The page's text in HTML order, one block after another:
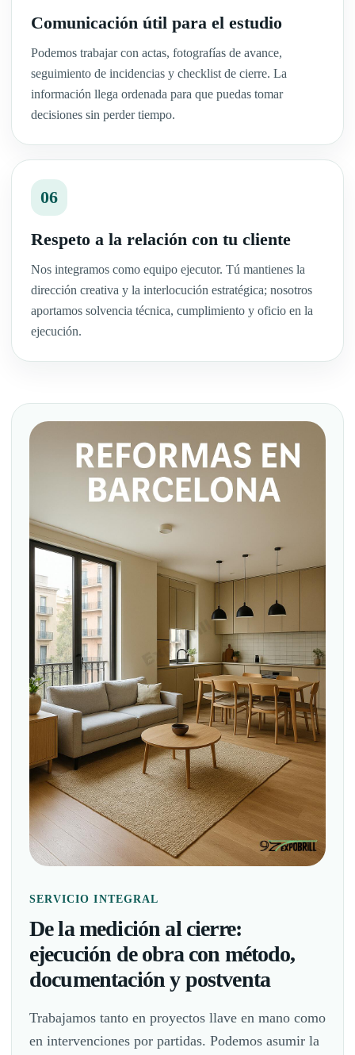
Comunicación útil para el estudio
Podemos trabajar con actas, fotografías de avance,
seguimiento de incidencias y checklist de cierre. La
información llega ordenada para que puedas tomar
decisiones sin perder tiempo.
06
Respeto a la relación con tu cliente
Nos integramos como equipo ejecutor. Tú mantienes la
dirección creativa y la interlocución estratégica; nosotros
aportamos solvencia técnica, cumplimiento y oficio en la
ejecución.
SERVICIO INTEGRAL
De la medición al cierre:
ejecución de obra con método,
documentación y postventa
Trabajamos tanto en proyectos llave en mano como
en intervenciones por partidas. Podemos asumir la